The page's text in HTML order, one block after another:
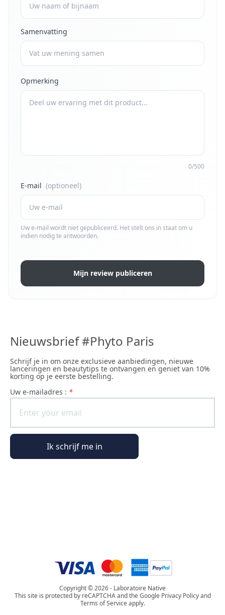
Samenvatting
Opmerking
0/500
E-mail (optioneel)
Uw e-mail wordt niet gepubliceerd. Het stelt ons in staat om u
indien nodig te antwoorden.
Mijn review publiceren
Nieuwsbrief #Phyto Paris
Schrijf je in om onze exclusieve aanbiedingen, nieuwe
lanceringen en beautytips te ontvangen en geniet van 10%
korting op je eerste bestelling.
uw e-mailadres : *
Ik schrijf me in
Copyright © 2026 - Laboratoire Native
This site is protected by reCAPTCHA and the Google Privacy Policy and
Terms of Service apply.